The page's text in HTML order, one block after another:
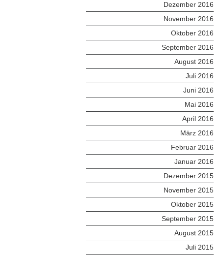
Dezember 2016
November 2016
Oktober 2016
September 2016
August 2016
Juli 2016
Juni 2016
Mai 2016
April 2016
März 2016
Februar 2016
Januar 2016
Dezember 2015
November 2015
Oktober 2015
September 2015
August 2015
Juli 2015